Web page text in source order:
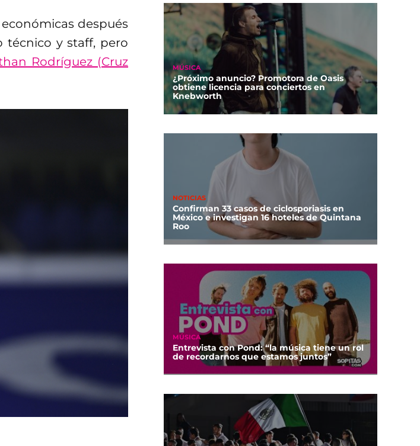
después
técnico y staff, pero
Rodríguez (Cruz
MÚSICA
¿Próximo anuncio? Promotora de Oasis
obtiene licencia para conciertos en
Knebworth
NOTICIAS
Confirman 33 casos de ciclosporiasis en
México e investigan 16 hoteles de Quintana
Roo
MÚSICA
Entrevista con Pond: “la música tiene un rol
de recordarnos que estamos juntos”